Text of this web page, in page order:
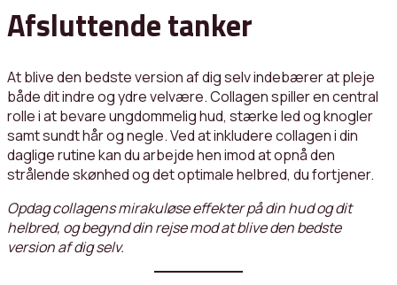
Afsluttende tanker
At blive den bedste version af dig selv indebærer at pleje
både dit indre og ydre velvære. Collagen spiller en central
rolle i at bevare ungdommelig hud, stærke led og knogler
samt sundt hår og negle. Ved at inkludere collagen i din
daglige rutine kan du arbejde hen imod at opnå den
strålende skønhed og det optimale helbred, du fortjener.
Opdag collagens mirakuløse effekter på din hud og dit
helbred, og begynd din rejse mod at blive den bedste
version af dig selv.